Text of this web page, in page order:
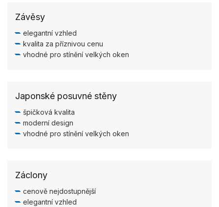
Závěsy
elegantní vzhled
kvalita za příznivou cenu
vhodné pro stínění velkých oken
Japonské posuvné stěny
špičková kvalita
moderní design
vhodné pro stínění velkých oken
Záclony
cenově nejdostupnější
elegantní vzhled